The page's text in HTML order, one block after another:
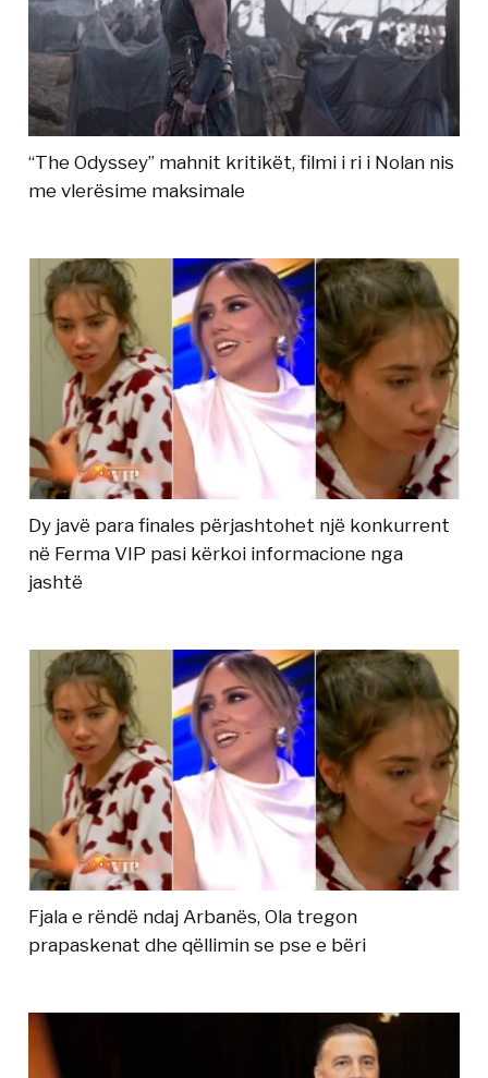
“The Odyssey” mahnit kritikët, filmi i ri i Nolan nis
me vlerësime maksimale
Dy javë para finales përjashtohet një konkurrent
në Ferma VIP pasi kërkoi informacione nga
jashtë
Fjala e rëndë ndaj Arbanës, Ola tregon
prapaskenat dhe qëllimin se pse e bëri